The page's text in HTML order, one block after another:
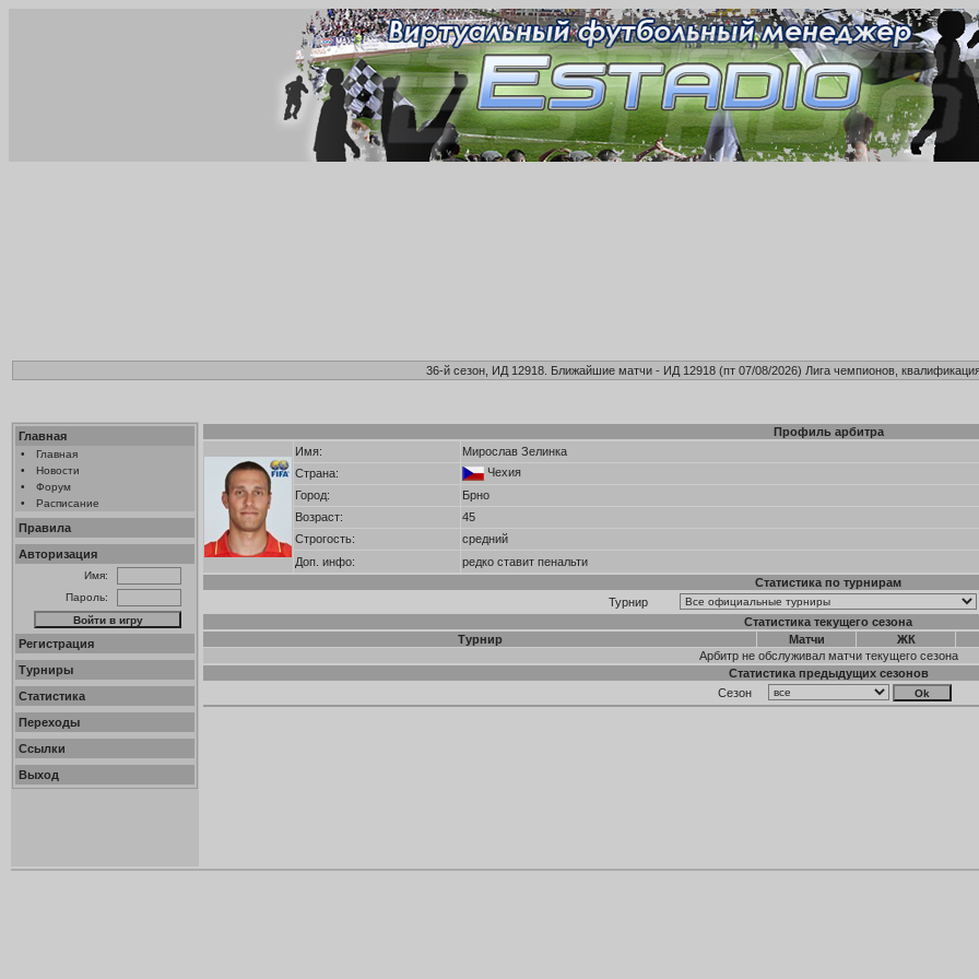
36-й сезон, ИД 12918. Ближайшие матчи - ИД 12918 (пт 07/08/2026) Лига чемпионов,
Главная
•
Главная
•
Новости
•
Форум
•
Расписание
Правила
Авторизация
Имя:
Пароль:
Регистрация
Турниры
Статистика
Переходы
Ссылки
Выход
Профиль арбитра
Имя:
Мирослав Зелинка
Страна:
Чехия
Город:
Брно
Возраст:
45
Строгость:
средний
Доп. инфо:
редко ставит пенальти
Статистика по турнирам
Турнир
Статистика текущего сезона
Турнир
Матчи ЖК
Арбитр не обслуживал матчи текущего сезона
Статистика предыдущих сезонов
Сезон